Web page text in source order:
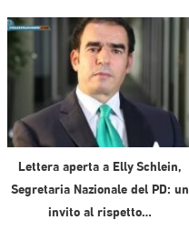
Lettera aperta a Elly Schlein,
Segretaria Nazionale del PD: un
invito al rispetto…